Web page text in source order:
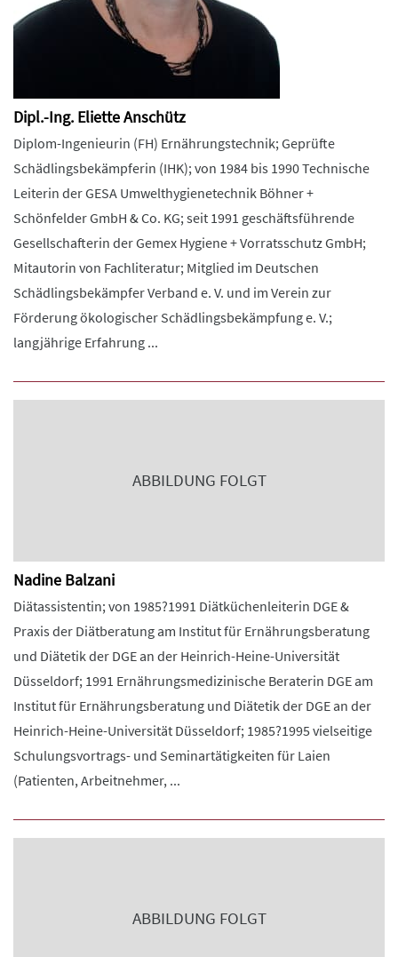
Dipl.-Ing. Eliette Anschütz
Diplom-Ingenieurin (FH) Ernährungstechnik; Geprüfte
Schädlingsbekämpferin (IHK); von 1984 bis 1990 Technische
Leiterin der GESA Umwelthygienetechnik Böhner +
Schönfelder GmbH & Co. KG; seit 1991 geschäftsführende
Gesellschafterin der Gemex Hygiene + Vorratsschutz GmbH;
Mitautorin von Fachliteratur; Mitglied im Deutschen
Schädlingsbekämpfer Verband e. V. und im Verein zur
Förderung ökologischer Schädlingsbekämpfung e. V.;
langjährige Erfahrung ...
ABBILDUNG FOLGT
Nadine Balzani
Diätassistentin; von 1985?1991 Diätküchenleiterin DGE &
Praxis der Diätberatung am Institut für Ernährungsberatung
und Diätetik der DGE an der Heinrich-Heine-Universität
Düsseldorf; 1991 Ernährungsmedizinische Beraterin DGE am
Institut für Ernährungsberatung und Diätetik der DGE an der
Heinrich-Heine-Universität Düsseldorf; 1985?1995 vielseitige
Schulungsvortrags- und Seminartätigkeiten für Laien
(Patienten, Arbeitnehmer, ...
ABBILDUNG FOLGT